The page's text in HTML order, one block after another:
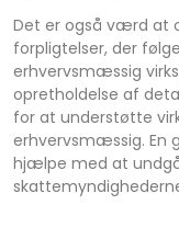
Det er også værd at
forpligtelser, der
erhvervsmæssig
opretholdelse af
for at understøtte
erhvervsmæssig. En
hjælpe med at